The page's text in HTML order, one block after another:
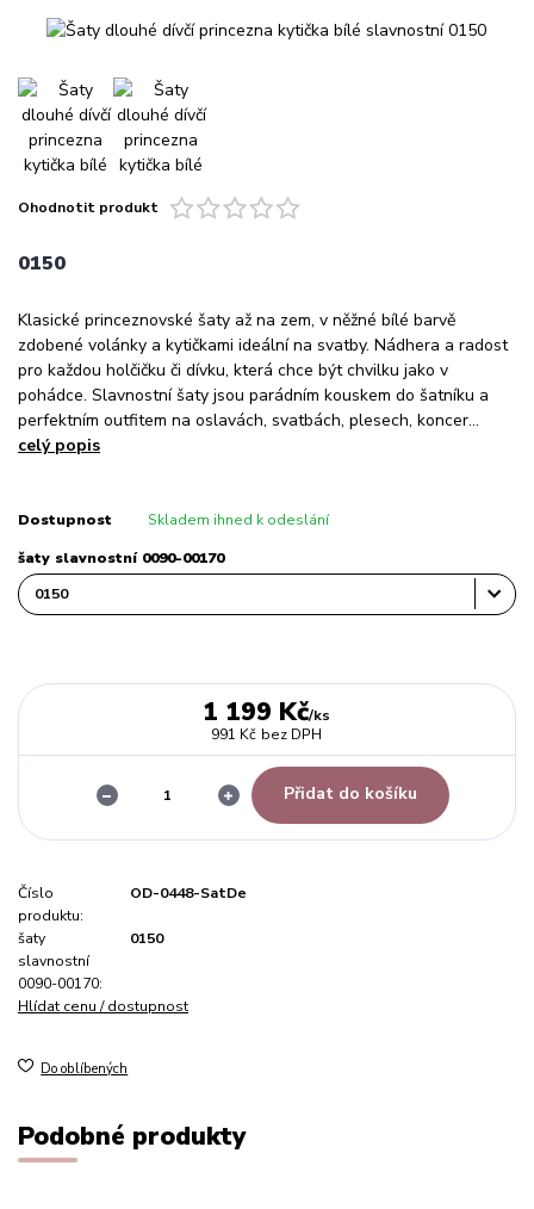
Ohodnotit produkt
0150
Klasické princeznovské šaty až na zem, v něžné bílé barvě
zdobené volánky a kytičkami ideální na svatby. Nádhera a radost
pro každou holčičku či dívku, která chce být chvilku jako v
pohádce. Slavnostní šaty jsou parádním kouskem do šatníku a
perfektním outfitem na oslavách, svatbách, plesech, koncer...
celý popis
Dostupnost Skladem ihned k odeslání
šaty slavnostní 0090-00170
1 199 Kč/ks
991 Kč bez DPH
Přidat do košíku
Číslo
produktu:
OD-0448-SatDe
šaty
slavnostní
0090-00170:
0150
Hlídat cenu / dostupnost
Do oblíbených
Podobné produkty